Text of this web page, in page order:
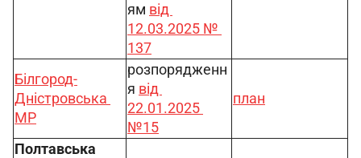
ям від
12.03.2025 №
137
Білгород-
Дністровська
МР
розпорядженн
я від
22.01.2025
№15
план
Полтавська